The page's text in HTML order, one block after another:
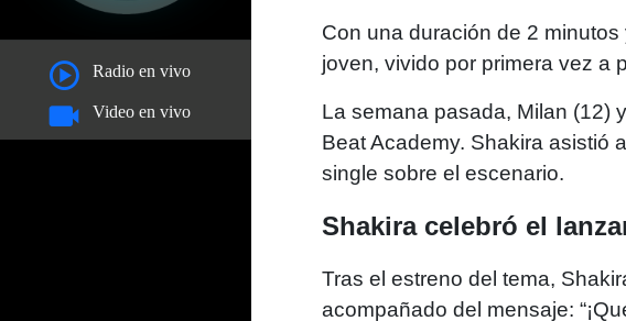
Radio en vivo
Video en vivo
Con una duración de 2
joven, vivido por primera vez a
La semana pasada, Milan (12)
Beat Academy. Shakira asistió
single sobre el escenario.
Shakira celebró el
Tras el estreno del tema,
acompañado del mensaje: